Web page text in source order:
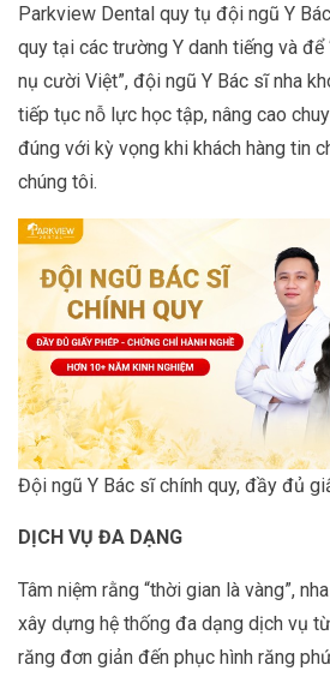
Parkview Dental quy tụ đội ngũ Y
quy tại các trường Y danh tiếng và để
nụ cười Việt”, đội ngũ Y Bác sĩ nha
tiếp tục nỗ lực học tập, nâng cao
đúng với kỳ vọng khi khách hàng tin
chúng tôi.
Đội ngũ Y Bác sĩ chính quy, đầy đủ
DỊCH VỤ ĐA DẠNG
Tâm niệm rằng “thời gian là vàng”,
xây dựng hệ thống đa dạng dịch vụ
răng đơn giản đến phục hình răng